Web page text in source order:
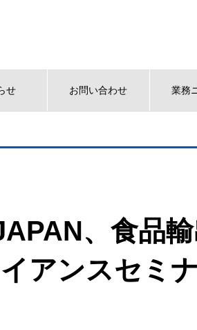
せ お問い合わせ 業務
、食品
アンスセミ